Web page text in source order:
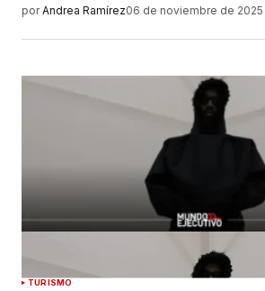
por Andrea Ramírez06 de noviembre de 2025
TURISMO